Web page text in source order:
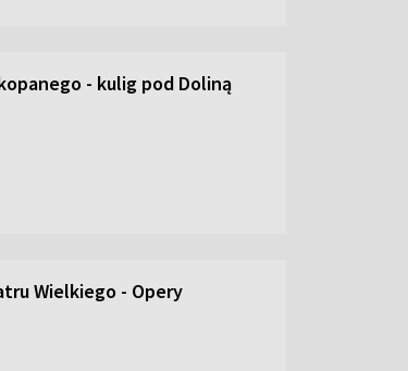
- kulig pod Doliną
Wielkiego - Opery